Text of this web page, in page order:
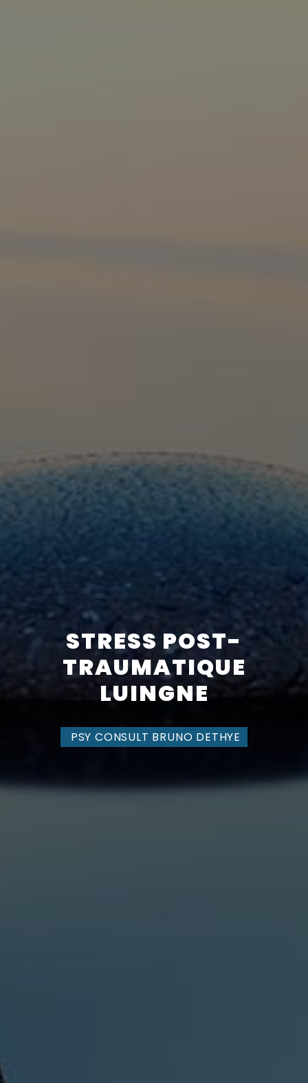
STRESS POST-
TRAUMATIQUE
LUINGNE
PSY CONSULT BRUNO DETHYE